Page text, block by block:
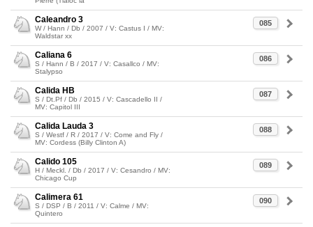
085
Caleandro 3
W / Hann / Db / 2007 / V: Castus I / MV:
Waldstar xx
086
Caliana 6
S / Hann / B / 2017 / V: Casallco / MV:
Stalypso
087
Calida HB
S / Dt.Pf / Db / 2015 / V: Cascadello II /
MV: Capitol III
088
Calida Lauda 3
S / Westf / R / 2017 / V: Come and Fly /
MV: Cordess (Billy Clinton A)
089
Calido 105
H / Meckl. / Db / 2017 / V: Cesandro / MV:
Chicago Cup
090
Calimera 61
S / DSP / B / 2011 / V: Calme / MV:
Quintero